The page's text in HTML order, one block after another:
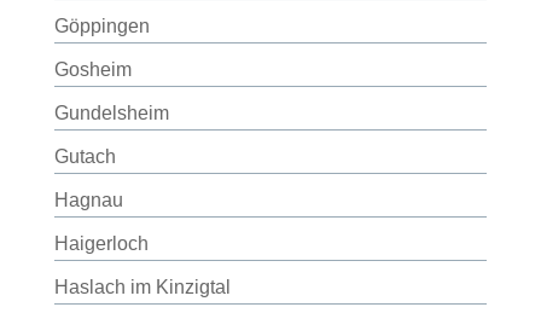
Göppingen
Gosheim
Gundelsheim
Gutach
Hagnau
Haigerloch
Haslach im Kinzigtal